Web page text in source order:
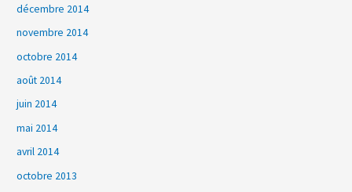
décembre 2014
novembre 2014
octobre 2014
août 2014
juin 2014
mai 2014
avril 2014
octobre 2013